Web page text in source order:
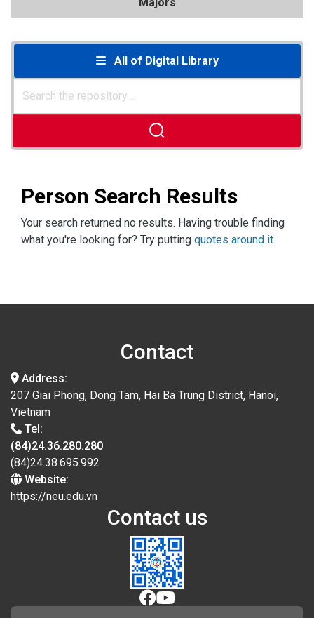
All of Digital Library
Person Search Results
Your search returned no results. Having trouble finding
what you're looking for? Try putting quotes around it
Contact
Address:
207 Giai Phong, Dong Tam, Hai Ba Trung District, Hanoi,
Vietnam
Tel:
(84)24.36.280.280
(84)24.38.695.992
Website:
https://neu.edu.vn
Contact us